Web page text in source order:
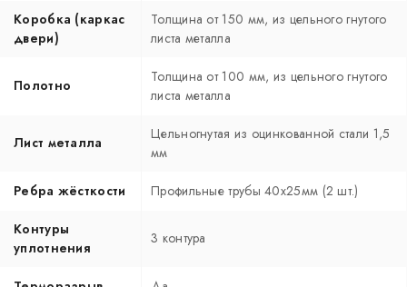
Коробка (каркас
двери)
Толщина от 150 мм, из цельного гнутого
листа металла
Полотно
Толщина от 100 мм, из цельного гнутого
листа металла
Лист металла
Цельногнутая из оцинкованной стали 1,5
мм
Ребра жёсткости Профильные трубы 40х25мм (2 шт.)
Контуры
уплотнения
3 контура